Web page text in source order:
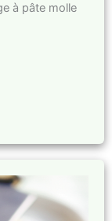
à pâte molle